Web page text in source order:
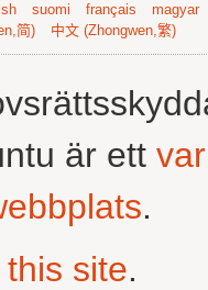
suomi français
magyar
简) 中文 (Zhongwen,繁)
är ett
.
site.